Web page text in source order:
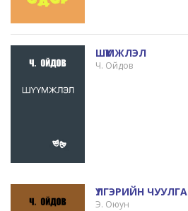
ШҮҮМЖЛЭЛ
Ч. Ойдов
ҮЛГЭРИЙН ЧУУЛГА
Э. Оюун